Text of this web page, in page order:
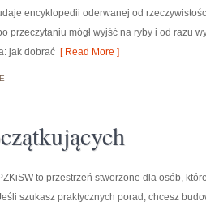
encyklopedii oderwanej od
przeczytaniu mógł wyjść na ryby i od razu
jak dobrać [ Read More ]
to przestrzeń stworzone dla osób,
szukasz praktycznych porad, chcesz